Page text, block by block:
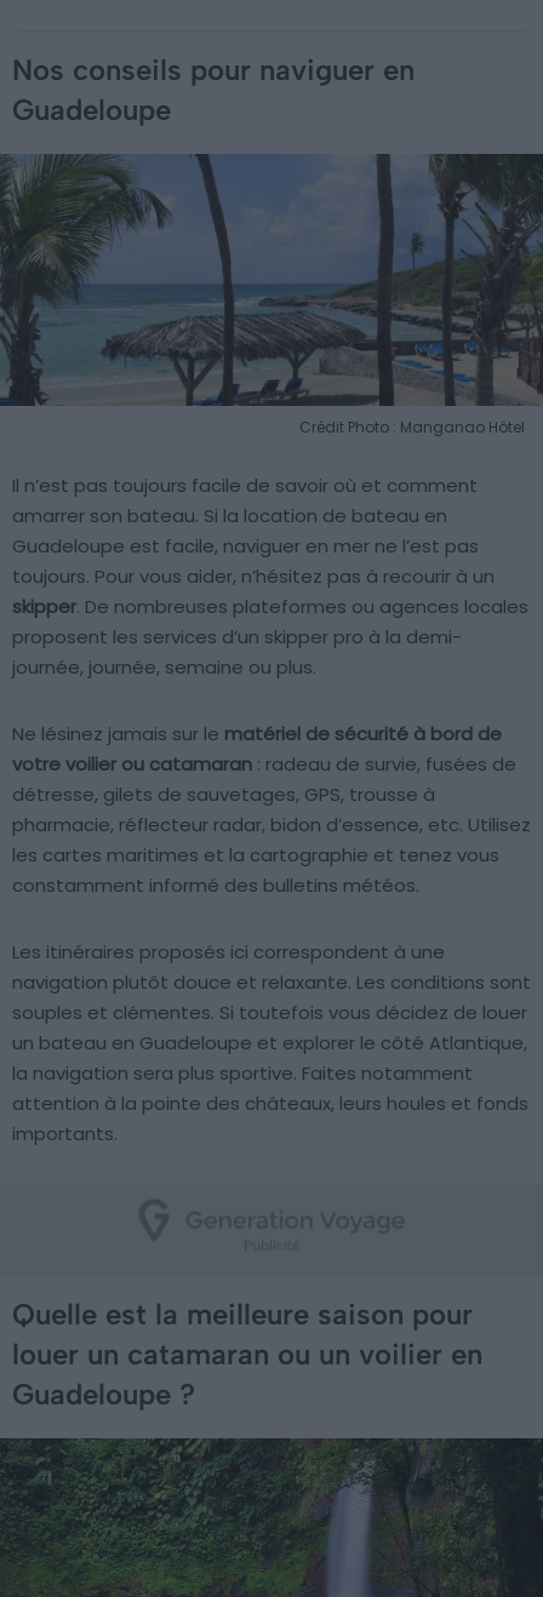
Nos conseils pour naviguer en
Guadeloupe
Crédit Photo : Manganao Hôtel
Il n’est pas toujours facile de savoir où et comment
amarrer son bateau. Si la location de bateau en
Guadeloupe est facile, naviguer en mer ne l’est pas
toujours. Pour vous aider, n’hésitez pas à recourir à un
skipper. De nombreuses plateformes ou agences locales
proposent les services d’un skipper pro à la demi-
journée, journée, semaine ou plus.
Ne lésinez jamais sur le matériel de sécurité à bord de
votre voilier ou catamaran : radeau de survie, fusées de
détresse, gilets de sauvetages, GPS, trousse à
pharmacie, réflecteur radar, bidon d’essence, etc. Utilisez
les cartes maritimes et la cartographie et tenez vous
constamment informé des bulletins météos.
Les itinéraires proposés ici correspondent à une
navigation plutôt douce et relaxante. Les conditions sont
souples et clémentes. Si toutefois vous décidez de louer
un bateau en Guadeloupe et explorer le côté Atlantique,
la navigation sera plus sportive. Faites notamment
attention à la pointe des châteaux, leurs houles et fonds
importants.
Quelle est la meilleure saison pour
louer un catamaran ou un voilier en
Guadeloupe ?